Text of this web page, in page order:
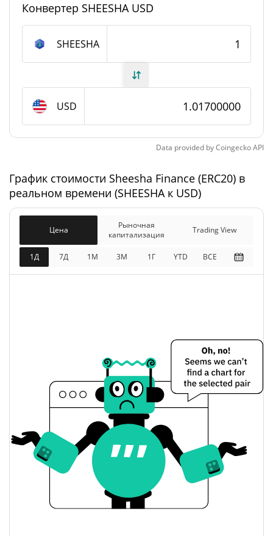
Рейтинг
Sheesha Finance (ERC20) Предложение
Общее предложение 99 990 SHEESHA
Максимальное
99 990 SHEESHA
Sheesha Finance (ERC20) Рыночная
капитализация
капитализация
0.11%
Разбавленная рыночная
$1,020818 / $1,0216495
Вчерашняя цена
открытия / закрытия
$1,020818 / $1,0216495
Вчерашнее изменение
цены
Вчерашний объем $30,442663
Sheesha Finance (ERC20) История цены
Конвертер SHEESHA USD
SHEESHA
USD
Data provided byCoingeckoAPI
График стоимости Sheesha Finance (ERC20) в
реальном времени (SHEESHA к USD)
Цена
Рыночная
капитализация
Trading View
1Д 7Д 1М 3M 1Г YTD ВСЕ